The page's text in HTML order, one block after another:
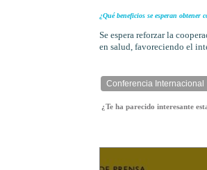
¿Qué beneficios se esperan
Se espera reforzar la
en salud, favoreciendo el
Conferencia Internacional
¿Te ha parecido interesante